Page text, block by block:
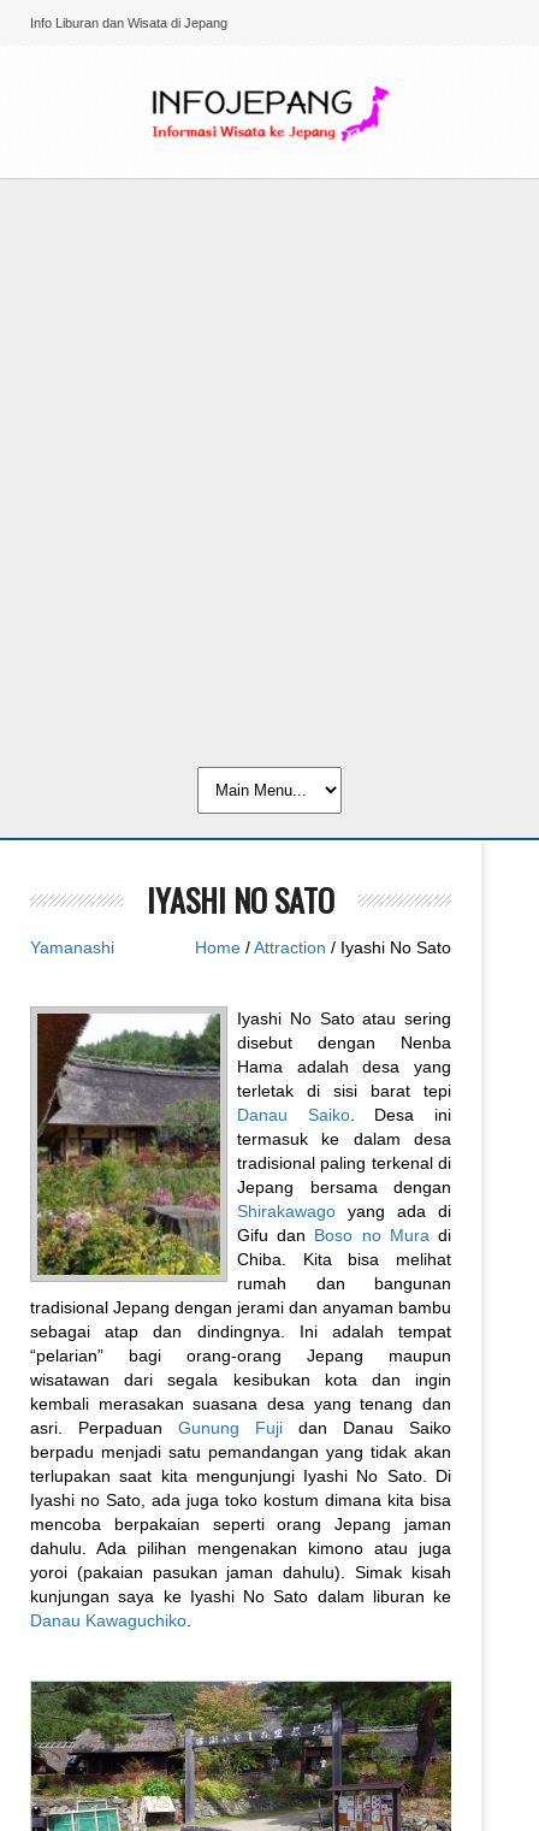
Info Liburan dan Wisata di Jepang
IYASHI NO SATO
Yamanashi Home /Attraction / Iyashi No Sato
Iyashi No Sato atau sering
disebut dengan Nenba
Hama adalah desa yang
terletak di sisi barat tepi
Danau Saiko. Desa ini
termasuk ke dalam desa
tradisional paling terkenal di
Jepang bersama dengan
Shirakawago yang ada di
Gifu dan Boso no Mura di
Chiba. Kita bisa melihat
rumah dan bangunan
tradisional Jepang dengan jerami dan anyaman bambu
sebagai atap dan dindingnya. Ini adalah tempat
“pelarian” bagi orang-orang Jepang maupun
wisatawan dari segala kesibukan kota dan ingin
kembali merasakan suasana desa yang tenang dan
asri. Perpaduan Gunung Fuji dan Danau Saiko
berpadu menjadi satu pemandangan yang tidak akan
terlupakan saat kita mengunjungi Iyashi No Sato. Di
Iyashi no Sato, ada juga toko kostum dimana kita bisa
mencoba berpakaian seperti orang Jepang jaman
dahulu. Ada pilihan mengenakan kimono atau juga
yoroi (pakaian pasukan jaman dahulu). Simak kisah
kunjungan saya ke Iyashi No Sato dalam liburan ke
Danau Kawaguchiko